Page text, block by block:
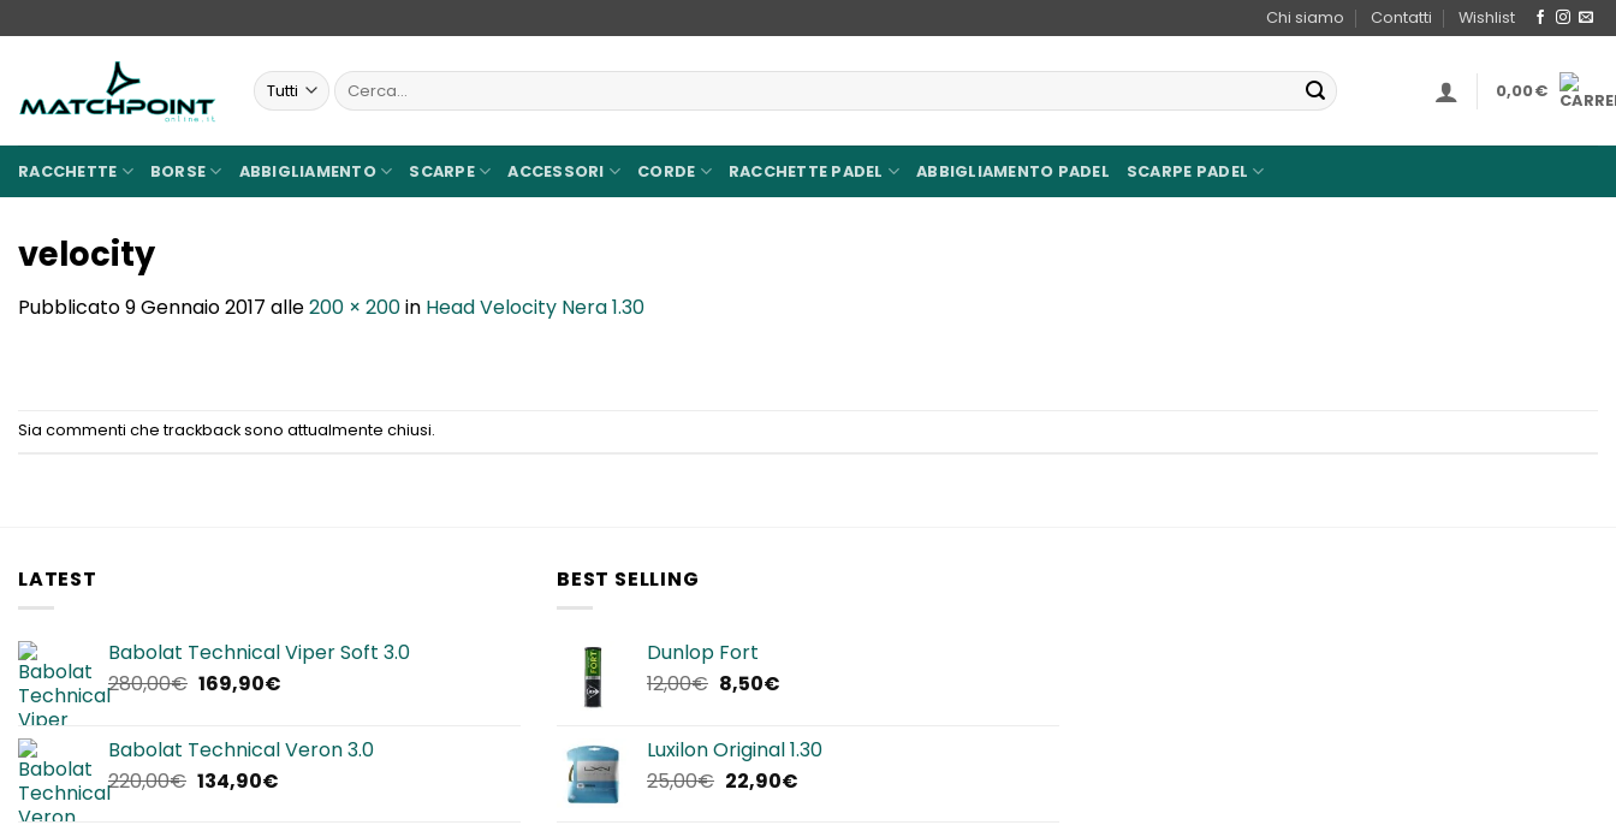
ai
Chi siamo Contatti Wishlist
Cerca: 0,00€
RACCHETTE BORSE ABBIGLIAMENTO SCARPE ACCESSORI CORDE RACCHETTE PADEL ABBIGLIAMENTO PADEL SCARPE PADEL
velocity
Pubblicato9 Gennaio 2017 alle200 × 200in Head Velocity Nera 1.30
Sia commenti che trackback sono attualmente chiusi.
LATEST
Babolat Technical Viper Soft 3.0
280,00€ Il
era:
280,00€.
169,90€Il
è:
Babolat Technical Veron 3.0
220,00€ Il
134,90€Il
BEST SELLING
Dunlop Fort
12,00€ Il
era:
12,00€.
8,50€Il
è:
8,50€.
Luxilon Original 1.30
25,00€ Il
22,90€Il